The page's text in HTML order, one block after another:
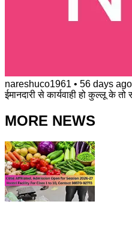
nareshuco1961 • 56 days ago
ईमानदारी से कार्यवाही हो कुल्लू के
MORE NEWS